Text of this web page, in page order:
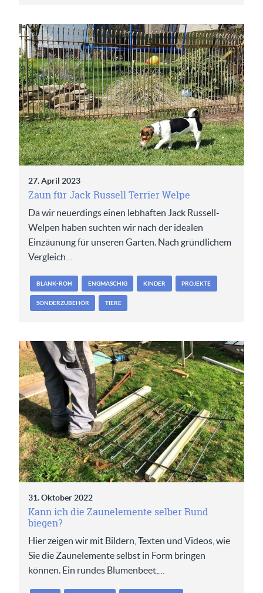
27. April 2023
Zaun für Jack Russell Terrier Welpe
Da wir neuerdings einen lebhaften Jack Russell-
Welpen haben suchten wir nach der idealen
Einzäunung für unseren Garten. Nach gründlichem
Vergleich…
BLANK-ROH ENGMASCHIG KINDER PROJEKTE
SONDERZUBEHÖR TIERE
31. Oktober 2022
Kann ich die Zaunelemente selber Rund
biegen?
Hier zeigen wir mit Bildern, Texten und Videos, wie
Sie die Zaunelemente selbst in Form bringen
können. Ein rundes Blumenbeet,…